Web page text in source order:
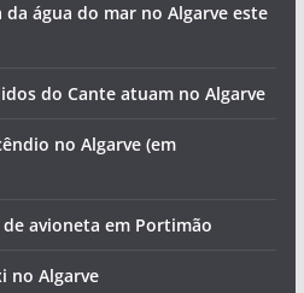
água do mar no Algarve este
do Cante atuam no Algarve
no Algarve (em
avioneta em Portimão
no Algarve